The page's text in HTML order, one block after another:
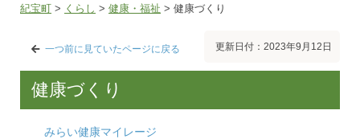
紀宝町 > くらし > 健康・福祉 > 健康づくり
一つ前に見ていたページに戻る 更新日付：2023年9月12日
健康づくり
みらい健康マイレージ